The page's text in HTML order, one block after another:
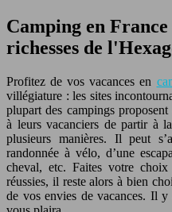
Camping en
richesses de
Profitez de vos vacances en
villégiature : les sites
plupart des campings
à leurs vacanciers de partir à
plusieurs manières. Il peut
randonnée à vélo, d’une
cheval, etc. Faites votre
réussies, il reste alors à bien
de vos envies de vacances. Il